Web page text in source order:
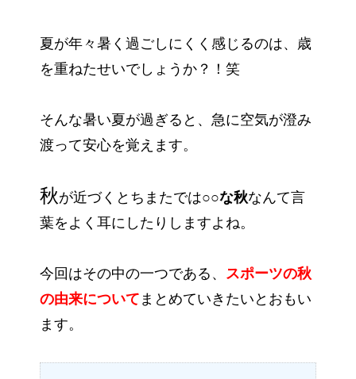
夏が年々暑く過ごしにくく感じるのは、歳
を重ねたせいでしょうか？！笑
そんな暑い夏が過ぎると、急に空気が澄み
渡って安心を覚えます。
秋が近づくとちまたでは○○な秋なんて言
葉をよく耳にしたりしますよね。
今回はその中の一つである、 スポーツの秋
の由来について まとめていきたいとおもい
ます。